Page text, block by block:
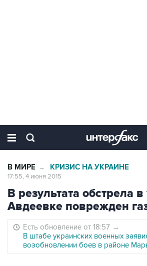
В МИРЕ → КРИЗИС НА УКРАИНЕ
17:55, 4 июня 2015
В результата обстрела
Авдеевке поврежден
Есть обновление от 18:57 →
В штабе украинских военных
возобновлении боев в районе